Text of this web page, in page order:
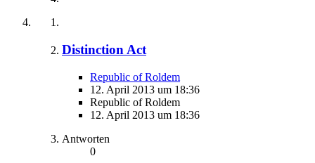
Distinction Act
Republic of Roldem
12. April 2013 um 18:36
Republic of Roldem
12. April 2013 um 18:36
Antworten
0